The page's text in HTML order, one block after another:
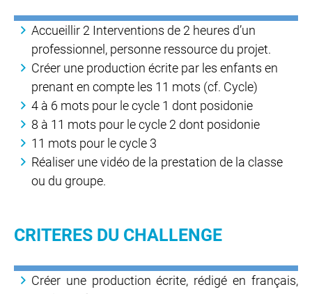
Accueillir 2 Interventions de 2 heures d’un
professionnel, personne ressource du projet.
Créer une production écrite par les enfants en
prenant en compte les 11 mots (cf. Cycle)
4 à 6 mots pour le cycle 1 dont posidonie
8 à 11 mots pour le cycle 2 dont posidonie
11 mots pour le cycle 3
Réaliser une vidéo de la prestation de la classe
ou du groupe.
CRITERES DU CHALLENGE
Créer une production écrite, rédigé en français,